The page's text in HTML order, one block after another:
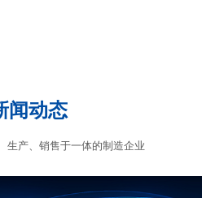
闻动态
生产、销售于一体的制造企业